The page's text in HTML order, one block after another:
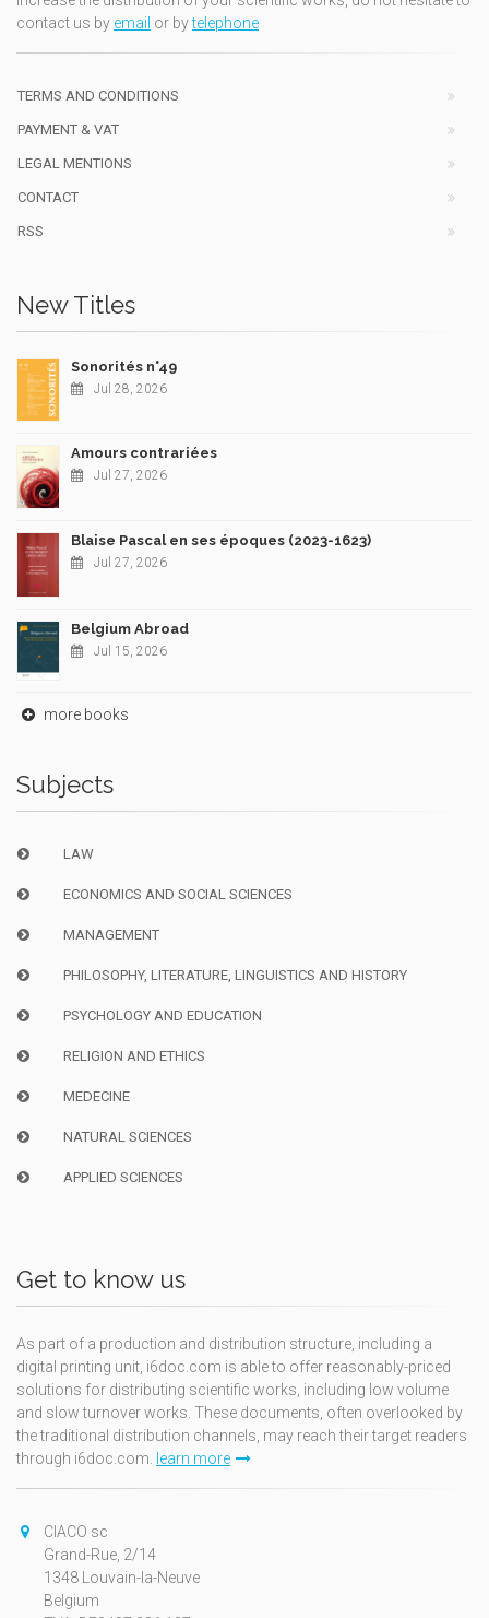
contact us by email or bytelephone
TERMS AND CONDITIONS
PAYMENT & VAT
LEGAL MENTIONS
CONTACT
RSS
New Titles
Sonorités n°49
Jul 28, 2026
Amours contrariées
Jul 27, 2026
Blaise Pascal en ses époques (2023-1623)
Jul 27, 2026
Belgium Abroad
Jul 15, 2026
more books
Subjects
LAW
ECONOMICS AND SOCIAL SCIENCES
MANAGEMENT
PHILOSOPHY, LITERATURE, LINGUISTICS AND HISTORY
PSYCHOLOGY AND EDUCATION
RELIGION AND ETHICS
MEDECINE
NATURAL SCIENCES
APPLIED SCIENCES
Get to know us
As part of a production and distribution structure, including a
digital printing unit, i6doc.com is able to offer reasonably-priced
solutions for distributing scientific works, including low volume
and slow turnover works. These documents, often overlooked by
the traditional distribution channels, may reach their target readers
through i6doc.com.
learn more
CIACO sc
Grand-Rue, 2/14
1348 Louvain-la-Neuve
Belgium